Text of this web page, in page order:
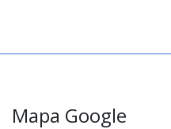
Mapa Google